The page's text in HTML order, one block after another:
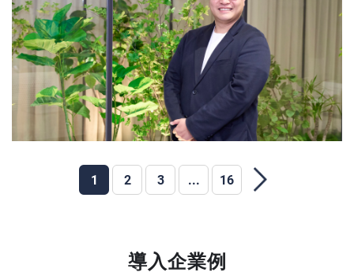
1 2 3 ... 16
導入企業例